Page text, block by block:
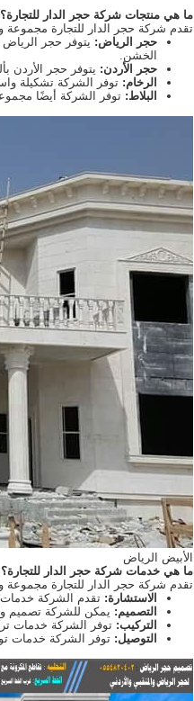
ما هي منتجات شركة حجر الدار للتجارة؟
تقدم شركة حجر الدار للتجارة
حجر الرياض: يتوفر حجر الرياض
الخشن.
حجر الأردن: يتوفر حجر الأردن
الرخام: توفر الشركة تشكيلة
البلاط: توفر الشركة أيضًا
الأبيض الرياض
ما هي خدمات شركة حجر الدار للتجارة؟
تقدم شركة حجر الدار للتجارة مجموعة
الاستشارة: تقدم الشركة خدمات
التصميم: يمكن للشركة تصميم
التركيب: توفر الشركة خدمات
التوصيل: توفر الشركة خدمات